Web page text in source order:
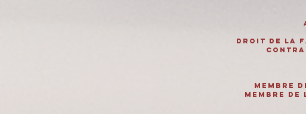
droit de la
MEMBRE